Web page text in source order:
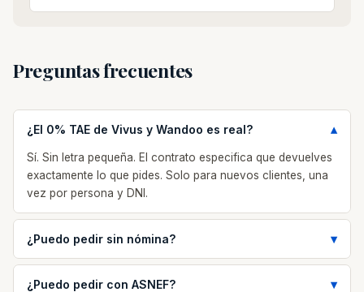
Preguntas frecuentes
¿El 0% TAE de Vivus y Wandoo es real?
Sí. Sin letra pequeña. El contrato especifica que devuelves
exactamente lo que pides. Solo para nuevos clientes, una
vez por persona y DNI.
¿Puedo pedir sin nómina?
¿Puedo pedir con ASNEF?